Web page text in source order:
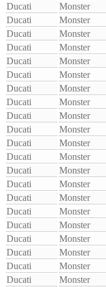
Ducati
Monster
Ducati
Monster
Ducati
Monster
Ducati
Monster
Ducati
Monster
Ducati
Monster
Ducati
Monster
Ducati
Monster
Ducati
Monster
Ducati
Monster
Ducati
Monster
Ducati
Monster
Ducati
Monster
Ducati
Monster
Ducati
Monster
Ducati
Monster
Ducati
Monster
Ducati
Monster
Ducati
Monster
Ducati
Monster
Ducati
Monster